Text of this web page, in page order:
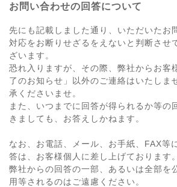
お問い合わせの回答について
先にも記載しました通り、いただいたお
対応をお断りせざるをえないと判断させ
ざいます。
恐れ入りますが、その際、弊社からお客
了のお知らせ」以外のご連絡はいたしま
承くださいませ。
また、いつまでに回答が得られるか等の
きましても、お答えしかねます。
なお、お電話、メール、お手紙、FAX等
答は、お客様個人に差し上げております。
弊社からの回答の一部、あるいは全部を
用等されるのはご遠慮ください。